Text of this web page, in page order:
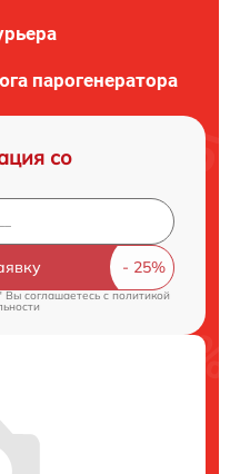
парогенератора
со
Вы соглашаетесь cполитикой